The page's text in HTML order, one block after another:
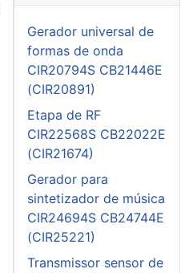
Gerador universal de
formas de onda
CIR20794S CB21446E
(CIR20891)
Etapa de RF
CIR22568S CB22022E
(CIR21674)
Gerador para
sintetizador de música
CIR24694S CB24744E
(CIR25221)
Transmissor sensor de